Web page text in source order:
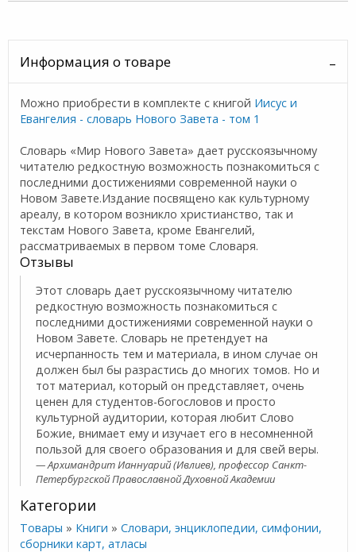
Информация о товаре
Можно приобрести в комплекте с книгой Иисус и
Евангелия - словарь Нового Завета - том 1
Словарь «Мир Нового Завета» дает русскоязычному
читателю редкостную возможность познакомиться с
последними достижениями современной науки о
Новом Завете.Издание посвящено как культурному
ареалу, в котором возникло христианство, так и
текстам Нового Завета, кроме Евангелий,
рассматриваемых в первом томе Словаря.
Отзывы
Этот словарь дает русскоязычному читателю
редкостную возможность познакомиться с
последними достижениями современной науки о
Новом Завете. Словарь не претендует на
исчерпанность тем и материала, в ином случае он
должен был бы разрастись до многих томов. Но и
тот материал, который он представляет, очень
ценен для студентов-богословов и просто
культурной аудитории, которая любит Слово
Божие, внимает ему и изучает его в несомненной
пользой для своего образования и для свей веры.
Архимандрит Ианнуарий (Ивлиев), профессор Санкт-
Петербургской Православной Духовной Академии
Категории
Товары » Книги »Словари, энциклопедии, симфонии,
сборники карт, атласы